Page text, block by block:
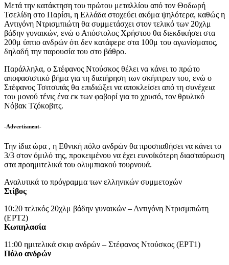
Μετά την κατάκτηση του πρώτου μεταλλίου από τον Θοδωρή
Τσελίδη στο Παρίσι, η Ελλάδα στοχεύει ακόμα ψηλότερα, καθώς η
Αντιγόνη Ντρισμπιώτη θα συμμετάσχει στον τελικό των 20χλμ
βάδην γυναικών, ενώ ο Απόστολος Χρήστου θα διεκδικήσει στα
200μ ύπτιο ανδρών ότι δεν κατάφερε στα 100μ του αγωνίσματος,
δηλαδή την παρουσία του στο βάθρο.
Παράλληλα, ο Στέφανος Ντούσκος θέλει να κάνει το πρώτο
αποφασιστικό βήμα για τη διατήρηση των σκήπτρων του, ενώ ο
Στέφανος Τσιτσιπάς θα επιδιώξει να αποκλείσει από τη συνέχεια
του μονού τένις ένα εκ των φαβορί για το χρυσό, τον θρυλικό
Νόβακ Τζόκοβιτς.
-Advertisment-
Την ίδια ώρα , η Εθνική πόλο ανδρών θα προσπαθήσει να κάνει το
3/3 στον όμιλό της, προκειμένου να έχει ευνοϊκότερη διασταύρωση
στα προημιτελικά του ολυμπιακού τουρνουά.
Αναλυτικά το πρόγραμμα των ελληνικών συμμετοχών
Στίβος
10:20 τελικός 20χλμ βάδην γυναικών – Αντιγόνη Ντρισμπιώτη
(ΕΡΤ2)
Κωπηλασία
11:00 ημιτελικά σκιφ ανδρών – Στέφανος Ντούσκος (ΕΡΤ1)
Πόλο ανδρών